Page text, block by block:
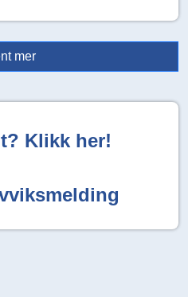
Klikk her!
mer